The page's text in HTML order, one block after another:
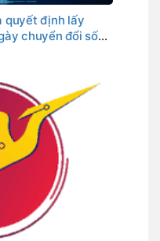
quyết định lấy
chuyển đổi số
Chính phủ